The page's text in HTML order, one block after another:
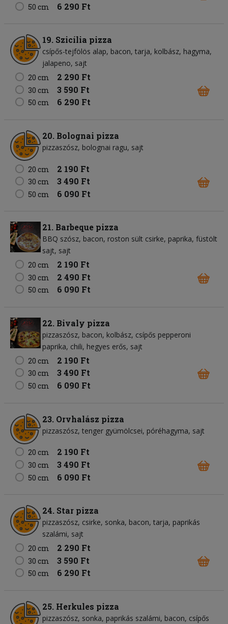
50 cm 6 290 Ft
19. Szicília pizza
csípős-tejfölös alap bacon tarja kolbász hagyma
jalapeno sajt
20 cm
2 290 Ft
30 cm 3 590 Ft
50 cm 6 290 Ft
20. Bolognai pizza
pizzaszósz bolognai ragu sajt
20 cm 2 190 Ft
30 cm 3 490 Ft
50 cm 6 090 Ft
21. Barbeque pizza
BBQ szósz bacon roston sült csirke paprika füstölt
sajt sajt
20 cm
2 190 Ft
30 cm 2 490 Ft
50 cm 6 090 Ft
22. Bivaly pizza
pizzaszósz bacon kolbász csípős pepperoni
paprika chili hegyes erős sajt
20 cm
2 190 Ft
30 cm 3 490 Ft
50 cm 6 090 Ft
23. Orvhalász pizza
pizzaszósz tenger gyümölcsei póréhagyma sajt
20 cm 2 190 Ft
30 cm 3 490 Ft
50 cm 6 090 Ft
24. Star pizza
pizzaszósz csirke sonka bacon tarja paprikás
szalámi sajt
20 cm
2 290 Ft
30 cm 3 590 Ft
50 cm 6 290 Ft
25. Herkules pizza
pizzaszósz sonka paprikás szalámi bacon csípős